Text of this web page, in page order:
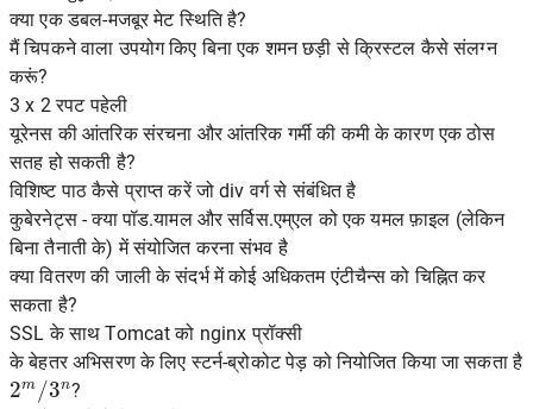
क्या एक डबल-मजबूर मेट स्थिति है?
मैं चिपकने वाला उपयोग किए बिना एक शमन छड़ी से क्रिस्टल कैसे संलग्न
करूं?
3 x 2 रपट पहेली
यूरेनस की आंतरिक संरचना और आंतरिक गर्मी की कमी के कारण एक ठोस
सतह हो सकती है?
विशिष्ट पाठ कैसे प्राप्त करें जो div वर्ग से संबंधित है
कुबेरनेट्स - क्या पॉड.यामल और सर्विस.एम्एल को एक यमल फ़ाइल (लेकिन
बिना तैनाती के) में संयोजित करना संभव है
क्या वितरण की जाली के संदर्भ में कोई अधिकतम एंटीचैन्स को चिह्नित कर
सकता है?
SSL के साथ Tomcat को nginx प्रॉक्सी
के बेहतर अभिसरण के लिए स्टर्न-ब्रोकोट पेड़ को नियोजित किया जा सकता है
2m/3n
?